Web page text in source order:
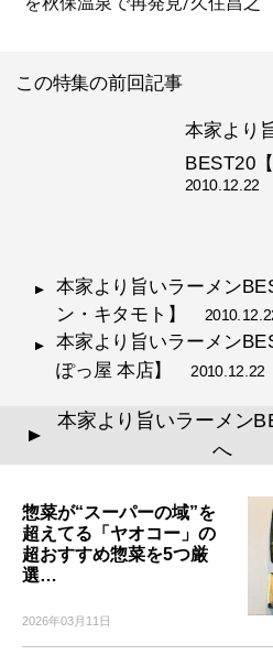
この特集の前回記事
本家より
BEST20
2010.12.22
本家より旨いラーメン
ン・キタモト】
本家より旨いラーメン
ぽっ屋 本店】 2010.12.22
▲
本家より旨いラーメン
へ
惣菜が“スーパーの域”を
超えてる「ヤオコー」の
超おすすめ惣菜を5つ厳
選…
2026年03月11日